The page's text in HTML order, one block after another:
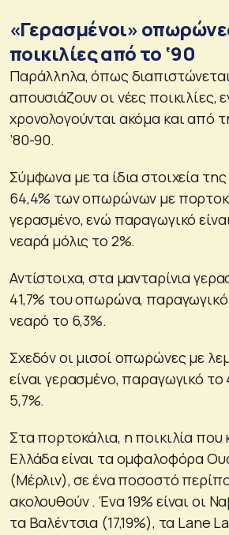
«Γερασμένοι»
ποικιλίες από το ‘90
Παράλληλα, όπως
απουσιάζουν οι νέες ποικιλίες,
χρονολογούνται ακόμα και από
’80-90.
Σύμφωνα με τα ίδια στοιχεία
64,4% των οπωρώνων με
γερασμένο, ενώ παραγωγικό
νεαρά μόλις το 2%.
Αντίστοιχα, στα μανταρίνια
41,7% του οπωρώνα,
νεαρό το 6,3%.
Σχεδόν οι μισοί οπωρώνες με
είναι γερασμένο, παραγωγικό το
5,7%.
Στα πορτοκάλια, η ποικιλία που
Ελλάδα είναι τα ομφαλοφόρα
(Μέρλιν), σε ένα ποσοστό
ακολουθούν . Ένα 19% είναι οι
τα Βαλέντσια (17,19%), τα Lane